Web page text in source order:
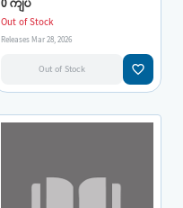
0 ကျပ်
Out of Stock
Releases Mar 28, 2026
Out of Stock favorite_border